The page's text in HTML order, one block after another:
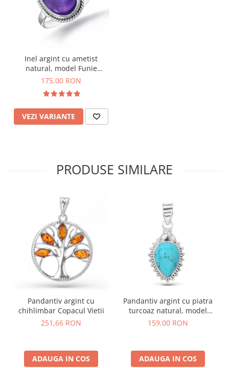
Inel argint cu ametist
natural, model Funie
Rasucita
175,00 RON
VEZI VARIANTE
PRODUSE SIMILARE
Pandantiv argint cu
chihlimbar Copacul Vietii
251,66 RON
ADAUGA IN COS
Pandantiv argint cu piatra
turcoaz natural, model
rawa
159,00 RON
ADAUGA IN COS